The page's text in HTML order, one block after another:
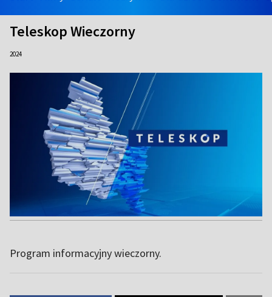
Teleskop Wieczorny
2024
Program informacyjny wieczorny.